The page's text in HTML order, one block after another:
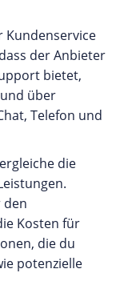
Kundenservice
der Anbieter
bietet,
über
Telefon und
die
den
Kosten für
die du
potenzielle